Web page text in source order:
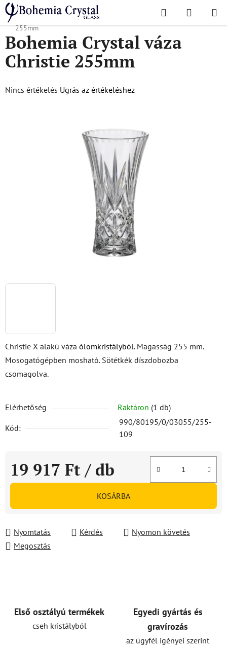
Ugrás
fő
tartalomhoz
Keresés KOSÁR
Kezdőlap
/ Népszerű kollekciók / Christie
Bohemia Crystal váza Christie
255mm
Christie X alakú váza ólomkristályból. Magasság 255 mm.
Mosogatógépben mosható. Sötétkék díszdobozba
csomagolva.
Elérhetőség Raktáron (1 db)
Kód:
990/80195/0/03055/255-
109
19 917 Ft / db
Egységár:
KOSÁRBA
Nyomtatás Kérdés
Nyomon követés
Megosztás
Bohemia Crystal váza
Christie 255mm
A
Nincs értékelés Ugrás az értékeléshez
Első osztályú termékek
cseh kristályból
Egyedi gyártás és
gravírozás
az ügyfél igényei szerint